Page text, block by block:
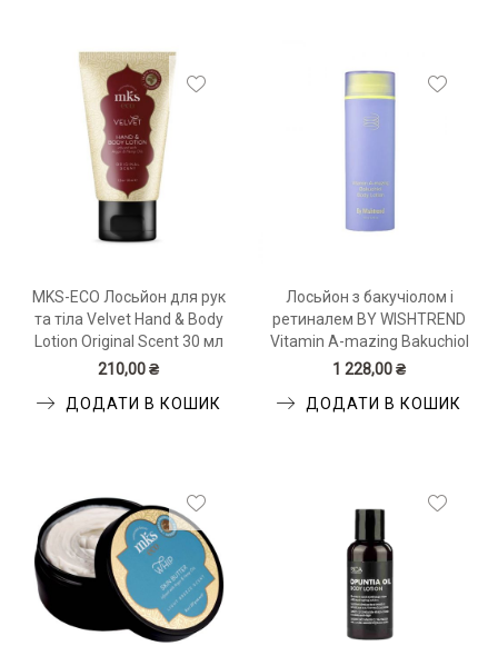
MKS-ECO Лосьйон для рук
та тіла Velvet Hand & Body
Lotion Original Scent 30 мл
210,00 ₴
ДОДАТИ В КОШИК
Лосьйон з бакучіолом і
ретиналем BY WISHTREND
Vitamin A-mazing Bakuchiol
Body Lotion 150 мл
1 228,00 ₴
ДОДАТИ В КОШИК